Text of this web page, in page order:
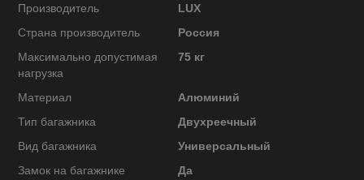
Производитель
LUX
Страна производитель
Россия
Максимально допустимая
нагрузка
75 кг
Материал
Алюминий
Тип багажника
Двухреечный
Вид багажника
Универсальный
Замок на багажнике
Да